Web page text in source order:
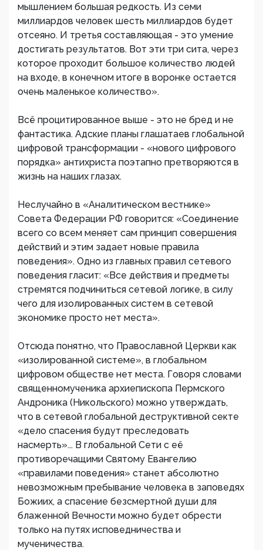
мышлением большая редкость. Из семи
миллиардов человек шесть миллиардов будет
отсеяно. И третья составляющая - это умение
достигать результатов. Вот эти три сита, через
которое проходит большое количество людей
на входе, в конечном итоге в воронке остается
очень маленькое количество».
Всё процитированное выше - это не бред и не
фантастика. Адские планы глашатаев глобальной
цифровой трансформации - «нового цифрового
порядка» антихриста поэтапно претворяются в
жизнь на наших глазах.
Неслучайно в «Аналитическом вестнике»
Совета Федерации РФ говорится: «Соединение
всего со всем меняет сам принцип совершения
действий и этим задает новые правила
поведения». Одно из главных правил сетевого
поведения гласит: «Все действия и предметы
стремятся подчиниться сетевой логике, в силу
чего для изолированных систем в сетевой
экономике просто нет места».
Отсюда понятно, что Православной Церкви как
«изолированной системе», в глобальном
цифровом обществе нет места. Говоря словами
священномученика архиепископа Пермского
Андроника (Никольского) можно утверждать,
что в сетевой глобальной деструктивной секте
«дело спасения будут преследовать
насмерть»... В глобальной Сети с её
противоречащими Святому Евангелию
«правилами поведения» станет абсолютно
невозможным пребывание человека в заповедях
Божиих, а спасение безсмертной души для
блаженной Вечности можно будет обрести
только на путях исповедничества и
мученичества.